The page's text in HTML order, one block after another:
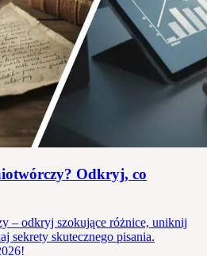
Odkryj, co
– odkryj szokujące różnice, uniknij
sekrety skutecznego pisania.